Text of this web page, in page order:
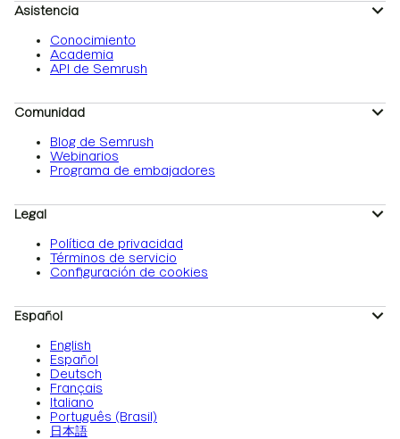
Asistencia
Conocimiento
Academia
API de Semrush
Comunidad
Blog de Semrush
Webinarios
Programa de embajadores
Legal
Política de privacidad
Términos de servicio
Configuración de cookies
Español
English
Español
Deutsch
Français
Italiano
Português (Brasil)
日本語